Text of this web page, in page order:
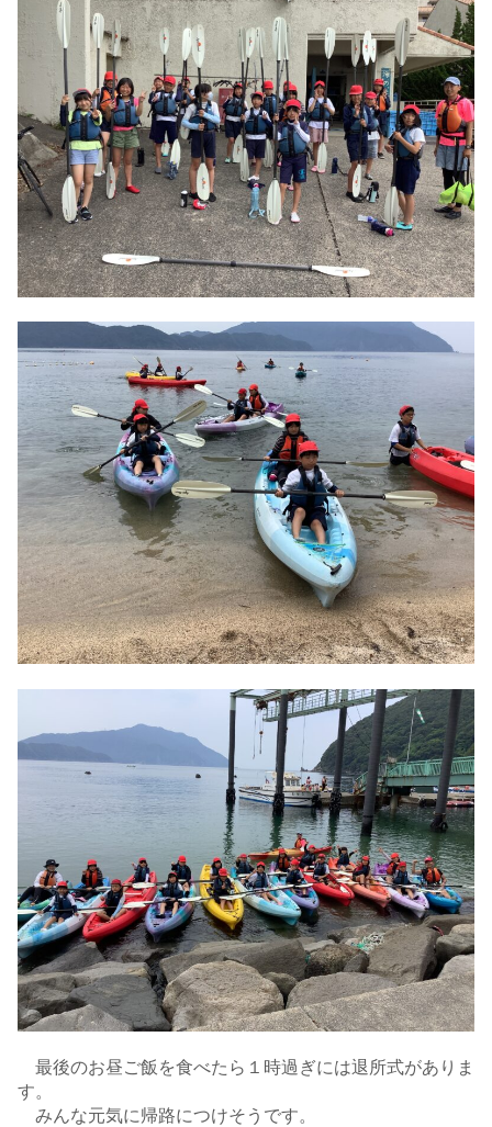
最後のお昼ご飯を食べたら１時過ぎには退所式がありま
す。
みんな元気に帰路につけそうです。